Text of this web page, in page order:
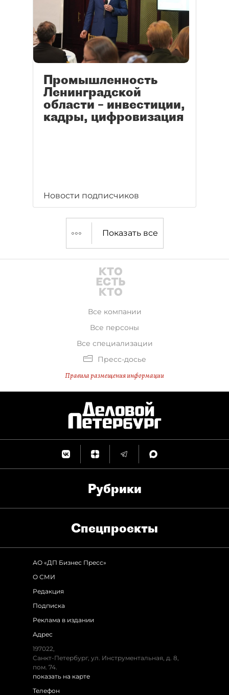
Промышленность
Ленинградской
области – инвестиции,
кадры, цифровизация
Новости подписчиков
Показать все
Все компании
Все персоны
Все специализации
Пресс-досье
Правила размещения информации
Рубрики
Спец­проекты
АО «ДП Бизнес Пресс»
О СМИ
Редакция
Подписка
Реклама в издании
Адрес
197022,
Санкт-Петербург, ул. Инструментальная, д. 8,
пом. 74.
показать на карте
Телефон